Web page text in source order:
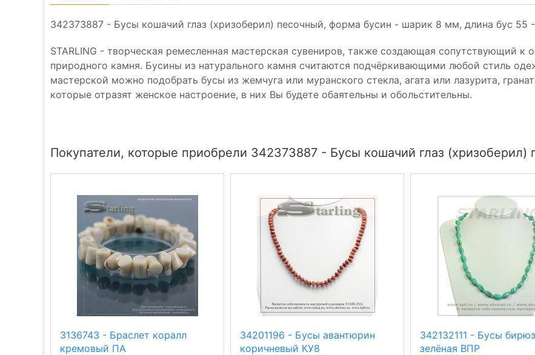
342373887 - Бусы кошачий глаз (хризоберил) песочный, форма бусин - шарик 8 мм, длина бус 55
STARLING - творческая ремесленная мастерская сувениров, также создающая сопутствующий к
природного камня. Бусины из натурального камня считаются подчёркивающими любой стиль
мастерской можно подобрать бусы из жемчуга или муранского стекла, агата или лазурита,
которые отразят женское настроение, в них Вы будете обаятельны и обольстительны.
Покупатели, которые приобрели 342373887 - Бусы кошачий глаз
3136743 - Браслет коралл
кремовый ПА
34201196 - Бусы авантюрин
коричневый КУ8
342132111 - Бусы
зелёная ВПР